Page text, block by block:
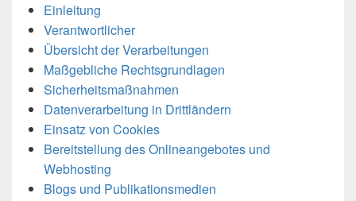
Einleitung
Verantwortlicher
Übersicht der Verarbeitungen
Maßgebliche Rechtsgrundlagen
Sicherheitsmaßnahmen
Datenverarbeitung in Drittländern
Einsatz von Cookies
Bereitstellung des Onlineangebotes und
Webhosting
Blogs und Publikationsmedien